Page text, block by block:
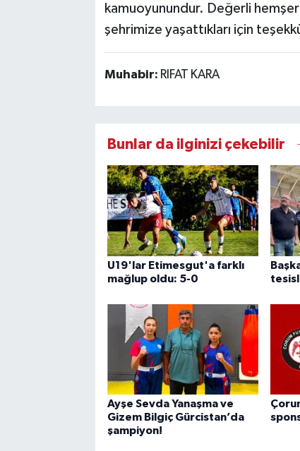
kamuoyunundur. Değerli
şehrimize yaşattıkları için
Muhabir: RIFAT KARA
Bunlar da ilginizi çekebilir
U19'lar Etimesgut'a farklı
mağlup oldu: 5-0
Ayşe Sevda Yanaşma ve
Gizem Bilgiç Gürcistan’da
şampiyon!